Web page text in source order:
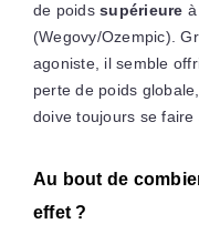
de poidssupérieure
(Wegovy/Ozempic).
agoniste, il semble
perte de poids
doive toujours se
Au bout de
effet ?